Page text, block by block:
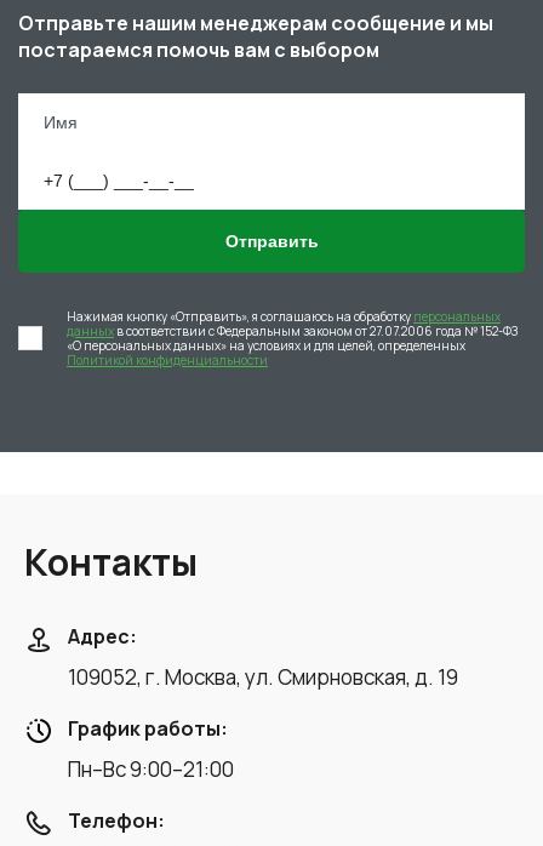
Отправьте нашим менеджерам сообщение и мы
постараемся помочь вам с выбором
Отправить
Нажимая кнопку «Отправить», я соглашаюсь на обработку персональных
данных в соответствии с Федеральным законом от 27.07.2006 года № 152-ФЗ
«О персональных данных» на условиях и для целей, определенных
Политикой конфиденциальности
Контакты
Адрес:
109052, г. Москва, ул. Смирновская, д. 19
График работы:
Пн–Вс 9:00–21:00
Телефон: